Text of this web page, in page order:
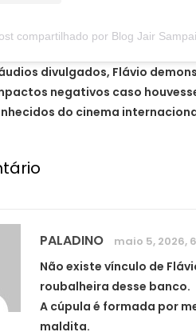
compartilhado por Blog Jair
áudios divulgados, Flávio
negativos caso
do cinema
PALADINO maio 5, 2026,
Não existe vínculo de
roubalheira desse banco.
A cúpula é formada por
maldita.